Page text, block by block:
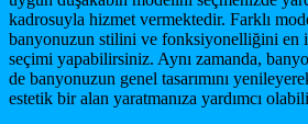
kadrosuyla hizmet vermektedir. Farklı
banyonuzun stilini ve fonksiyonelliğini en
seçimi yapabilirsiniz. Aynı zamanda,
de banyonuzun genel tasarımını
estetik bir alan yaratmanıza yardımcı